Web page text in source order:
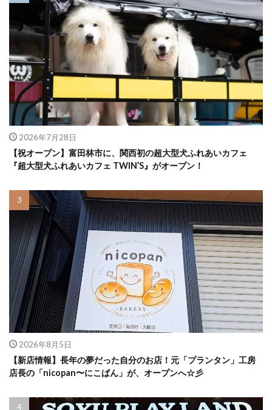
2026年7月28日
【祝オープン】富田林市に、関西初の超大型犬ふれあいカフェ
『超大型犬ふれあいカフェ TWIN’S』がオープン！
2026年8月5日
【新店情報】長年の夢だった自分のお店！元「プランタン」工房
店長の「nicopan〜にこぱん」が、オープンへ☆彡